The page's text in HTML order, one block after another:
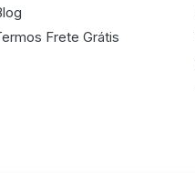
Frete Grátis